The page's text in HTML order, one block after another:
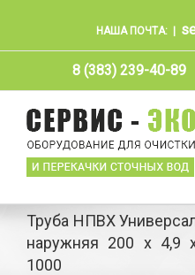
НАША ПОЧТА:
8 (383) 239-40-89
Труба НПВХ
наружняя 200 х 4,9
1000